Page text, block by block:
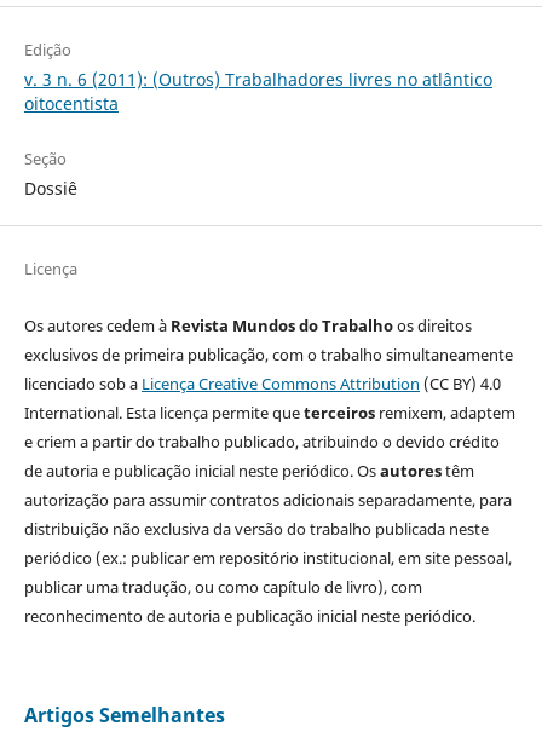
Edição
v. 3 n. 6 (2011): (Outros) Trabalhadores livres no atlântico
oitocentista
Seção
Dossiê
Licença
Os autores cedem à Revista Mundos do Trabalhoos direitos
exclusivos de primeira publicação, com o trabalho simultaneamente
licenciado sob a Licença Creative Commons Attribution (CC BY) 4.0
International. Esta licença permite queterceirosremixem, adaptem
e criem a partir do trabalho publicado, atribuindo o devido crédito
de autoria e publicação inicial neste periódico. Osautorestêm
autorização para assumir contratos adicionais separadamente, para
distribuição não exclusiva da versão do trabalho publicada neste
periódico (ex.: publicar em repositório institucional, em site pessoal,
publicar uma tradução, ou como capítulo de livro), com
reconhecimento de autoria e publicação inicial neste periódico.
Artigos Semelhantes